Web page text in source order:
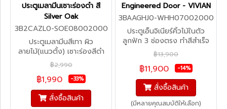
ประตูเมลามีนเซาะร่องดำ สี
Silver Oak
3B2CAZL0-SOE08002000
ประตูเมลามีนสีเทา ผิว
ลายไม้(แนวตั้ง) เซาะร่องสีดำ
(สั่งผลิต)
฿2,990
฿1,990 -33%
สั่งซื้อสินค้า
Engineered Door - VIVIAN
3BAAGHJ0-WHH07002000
ประตูเอ็นจิเนียร์คิ้วไม้ในตัว
ลูกฟัก 3 ช่องตรง ทำสีสำเร็จ
(สั่งผลิต 30-45 วัน)
฿13,900
฿11,900 -14%
สั่งซื้อสินค้า
(มีหลายคุณสมบัติให้เลือก)